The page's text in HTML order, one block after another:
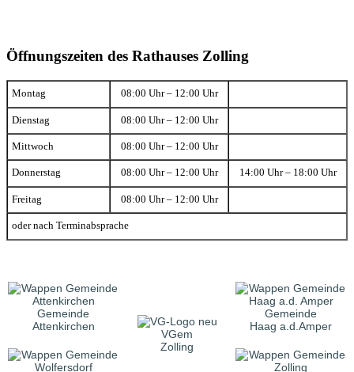
Öffnungszeiten des Rathauses Zolling
Montag 08:00 Uhr – 12:00 Uhr
Dienstag 08:00 Uhr – 12:00 Uhr
Mittwoch 08:00 Uhr – 12:00 Uhr
Donnerstag 08:00 Uhr – 12:00 Uhr 14:00 Uhr – 18:00 Uhr
Freitag 08:00 Uhr – 12:00 Uhr
oder nach Terminabsprache
Gemeinde
Attenkirchen
VGem
Zolling
Gemeinde
Haag a.d.Amper